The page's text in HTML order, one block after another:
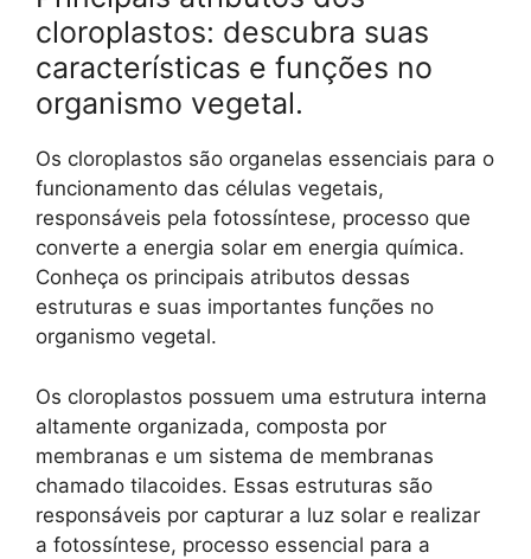
cloroplastos: descubra suas
características e funções no
organismo vegetal.
Os cloroplastos são organelas essenciais para o
funcionamento das células vegetais,
responsáveis pela fotossíntese, processo que
converte a energia solar em energia química.
Conheça os principais atributos dessas
estruturas e suas importantes funções no
organismo vegetal.
Os cloroplastos possuem uma estrutura interna
altamente organizada, composta por
membranas e um sistema de membranas
chamado tilacoides. Essas estruturas são
responsáveis por capturar a luz solar e realizar
a fotossíntese, processo essencial para a